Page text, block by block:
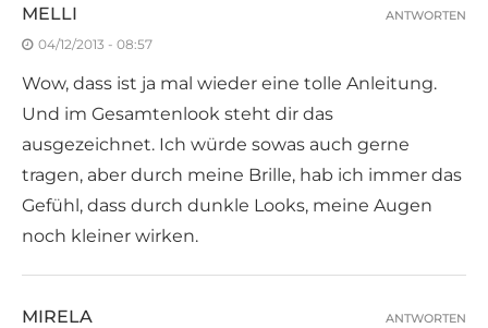
MELLI
04/12/2013 - 08:57
Wow, dass ist ja mal wieder eine tolle Anleitung.
Und im Gesamtenlook steht dir das
ausgezeichnet. Ich würde sowas auch gerne
tragen, aber durch meine Brille, hab ich immer das
Gefühl, dass durch dunkle Looks, meine Augen
noch kleiner wirken.
ANTWORTEN
MIRELA ANTWORTEN